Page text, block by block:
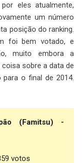
eles atualmente,
um número
posição do ranking.
foi bem votado, e
muito embora a
sobre a data de
o final de 2014.
(Famitsu) -
votos